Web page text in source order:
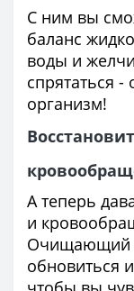
С ним вы
баланс
воды и
спрятаться
организм!
А теперь
и
Очищающий
обновиться